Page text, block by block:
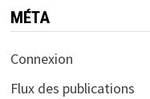
MÉTA
Connexion
Flux des publications